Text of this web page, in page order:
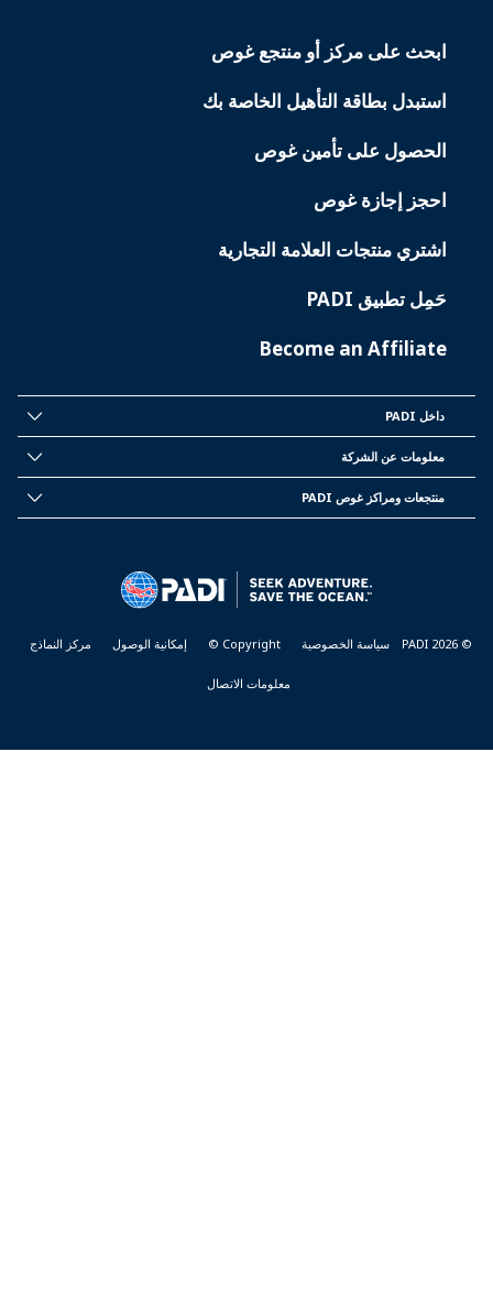
PADIابحث على مركز أو منتجع غوص
استبدل بطاقة التأهيل الخاصة بك
الحصول على تأمين غوص
احجز إجازة غوص
اشتري منتجات العلامة التجارية
حَمِل تطبيق PADI
Become an Affiliate
داخل PADI
INFORMATION
معلومات عن الشركة
منتجعات ومراكز غوص PADI
© PADI 2026 سياسة الخصوصية Copyright © إمكانية الوصول مركز النماذج
معلومات الاتصال